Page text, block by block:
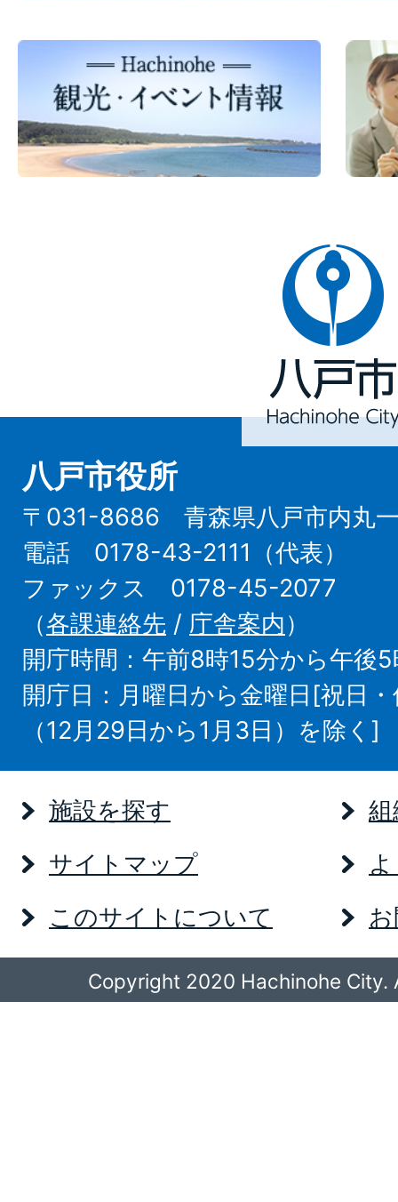
八
戸
Hachinohe
City
八戸市役所
〒031-8686 青森県八戸市内丸一
電話 0178-43-2111（代表）
ファックス 0178-45-2077
（各課連絡先 / 庁舎案内）
開庁時間：午前8時15分から午後
開庁日：月曜日から金曜日[祝日
（12月29日から1月3日）を除く]
施設を探す
サイトマップ
このサイトについて
Copyright 2020 Hachinohe City.